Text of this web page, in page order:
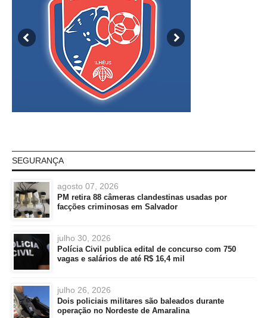
SEGURANÇA
agosto 07, 2026
PM retira 88 câmeras clandestinas usadas por
facções criminosas em Salvador
julho 30, 2026
Polícia Civil publica edital de concurso com 750
vagas e salários de até R$ 16,4 mil
julho 26, 2026
Dois policiais militares são baleados durante
operação no Nordeste de Amaralina